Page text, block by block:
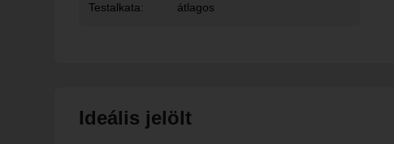
Testalkata: átlagos
Ideális jelölt